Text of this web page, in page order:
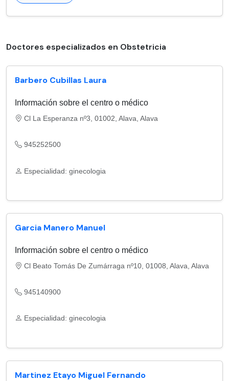
Doctores especializados en Obstetricia
Barbero Cubillas Laura
Información sobre el centro o médico
Cl La Esperanza nº3, 01002, Alava, Alava
945252500
Especialidad: ginecologia
Garcia Manero Manuel
Información sobre el centro o médico
Cl Beato Tomás De Zumárraga nº10, 01008, Alava, Alava
945140900
Especialidad: ginecologia
Martinez Etayo Miguel Fernando